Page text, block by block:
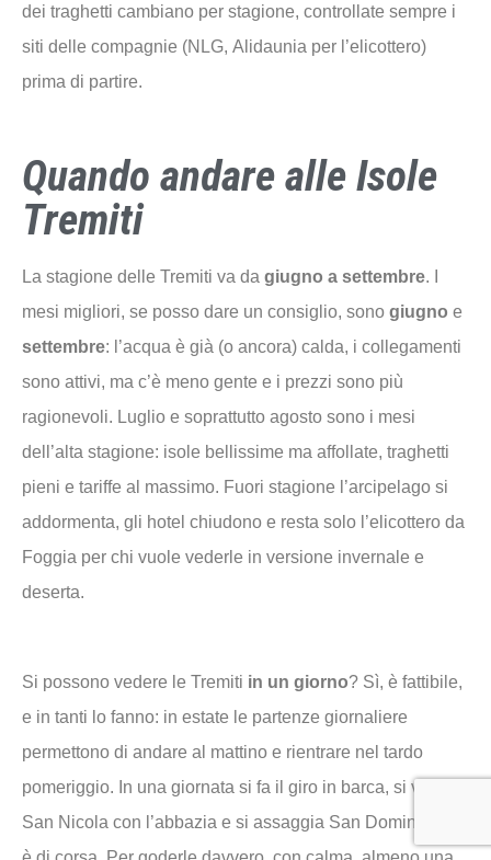
dei traghetti cambiano per stagione, controllate sempre i
siti delle compagnie (NLG, Alidaunia per l’elicottero)
prima di partire.
Quando andare alle Isole
Tremiti
La stagione delle Tremiti va da giugno a settembre. I
mesi migliori, se posso dare un consiglio, sono giugno e
settembre: l’acqua è già (o ancora) calda, i collegamenti
sono attivi, ma c’è meno gente e i prezzi sono più
ragionevoli. Luglio e soprattutto agosto sono i mesi
dell’alta stagione: isole bellissime ma affollate, traghetti
pieni e tariffe al massimo. Fuori stagione l’arcipelago si
addormenta, gli hotel chiudono e resta solo l’elicottero da
Foggia per chi vuole vederle in versione invernale e
deserta.
Si possono vedere le Tremiti in un giorno? Sì, è fattibile,
e in tanti lo fanno: in estate le partenze giornaliere
permettono di andare al mattino e rientrare nel tardo
pomeriggio. In una giornata si fa il giro in barca, si visita
San Nicola con l’abbazia e si assaggia San Domino. Ma